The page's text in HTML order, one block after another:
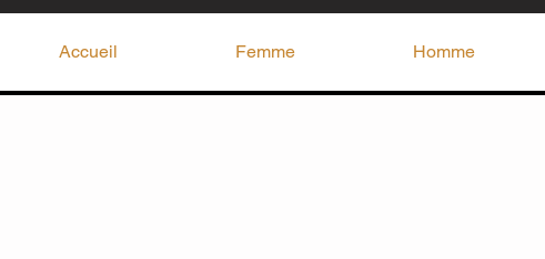
Accueil Femme Homme